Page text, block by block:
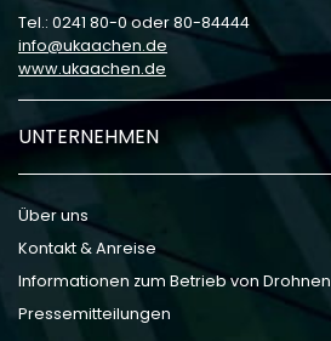
Tel.: 0241 80-0 oder 80-84444
info
ukaachen de
www.ukaachen.de
UNTERNEHMEN
Über uns
Kontakt & Anreise
Informationen zum Betrieb von Drohnen
Pressemitteilungen